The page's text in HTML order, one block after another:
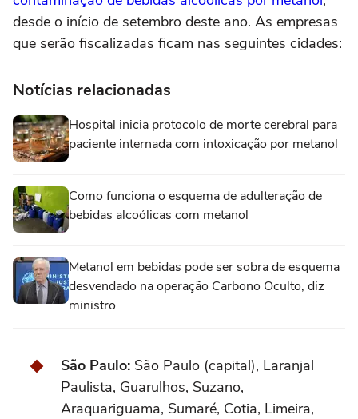
desde o início de setembro deste ano. As empresas
que serão fiscalizadas ficam nas seguintes cidades:
Notícias relacionadas
Hospital inicia protocolo de morte cerebral para
paciente internada com intoxicação por metanol
Como funciona o esquema de adulteração de
bebidas alcoólicas com metanol
Metanol em bebidas pode ser sobra de esquema
desvendado na operação Carbono Oculto, diz
ministro
São Paulo: São Paulo (capital), Laranjal
Paulista, Guarulhos, Suzano,
Araquariguama, Sumaré, Cotia, Limeira,